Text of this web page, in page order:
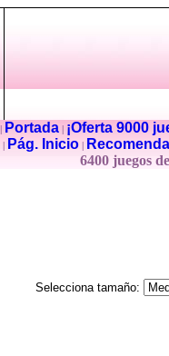
Portada|
¡Oferta 9000
Pág. Inicio
6400 juegos
Selecciona tamaño: